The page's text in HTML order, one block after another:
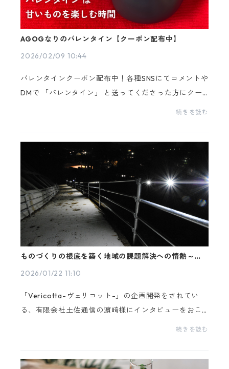
AGOGなりのバレンタイン【クーポン配布中】
2026/02/09 10:44
バレンタインクーポン配布中！各種SNSにてコメントや
DMで 「バレンタイン」 と送ってくださった方にクー
ポンコードをお送りします🎁ーーーーーーーーーーー
続きを読む
ものづくりの根底を築く地域の課題解決への情熱～土
2026/01/22 11:10
「Vericotta-ヴェリコット-」の企画開発をされてい
る、有限会社土佐通信の濵﨑様にインタビューをおこ
ないました！ 高知県土佐市で、地域の課題解決に関わ
続きを読む